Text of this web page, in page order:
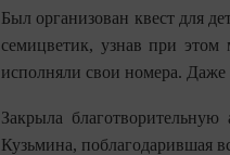
Был организован квест для
семицветик, узнав при этом
исполняли свои номера.
Закрыла
Кузьмина, поблагодарившая